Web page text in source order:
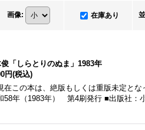
画像: 在庫あり
俊「しらとりのぬま」1983年
円(税込)
在この本は、絶版もしくは重版未定と
58年（1983年） 第4刷発行 ■出版社：